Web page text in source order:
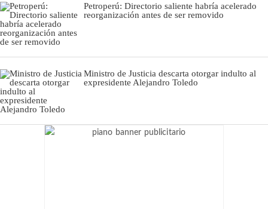
Petroperú: Directorio saliente habría acelerado
reorganización antes de ser removido
Ministro de Justicia descarta otorgar indulto al
expresidente Alejandro Toledo